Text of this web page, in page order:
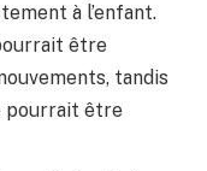
à l’enfant.
être
tandis
pourrait être